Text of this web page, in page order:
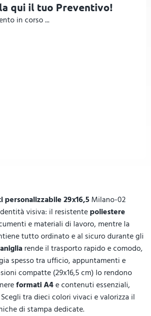
qui il tuo Preventivo!
in corso ...
29x16,5Milano-02
visiva: il resistentepoliestere
e materiali di lavoro, mentre la
tutto ordinato e al sicuro durante gli
rende il trasporto rapido e comodo,
spesso tra ufficio, appuntamenti e
compatte (29x16,5 cm) lo rendono
formati A4e contenuti essenziali,
tra dieci colori vivaci e valorizza il
di stampa dedicate.